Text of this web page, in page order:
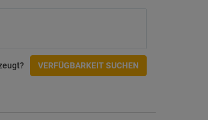
VERFÜGBARKEIT SUCHEN